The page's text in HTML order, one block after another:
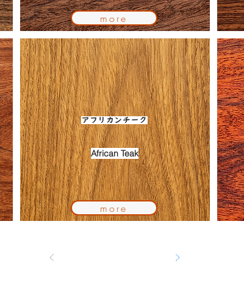
more
アフリカンチーク
African Teak
more